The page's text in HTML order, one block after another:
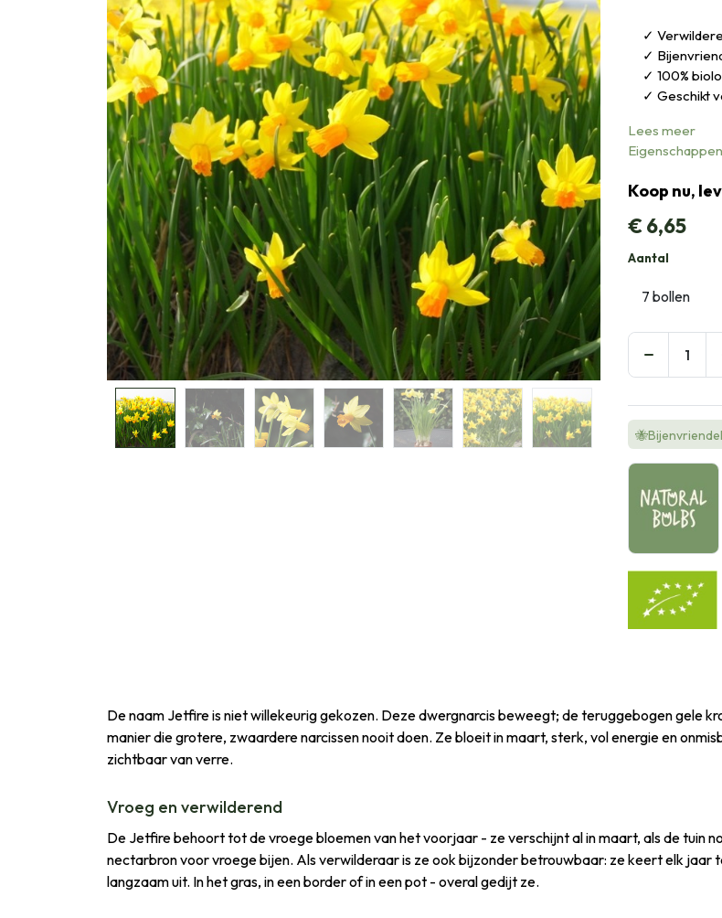
100%
Geschikt
Lees meer
Eigenschappen
Koop nu,
€6,65
Aantal
De naam Jetfire is niet willekeurig gekozen. Deze dwergnarcis beweegt; de teruggebogen gele
manier die grotere, zwaardere narcissen nooit doen. Ze bloeit in maart, sterk, vol energie en
zichtbaar van verre.
Vroeg en verwilderend
De Jetfire behoort tot de vroege bloemen van het voorjaar - ze verschijnt al in maart, als de tuin
nectarbron voor vroege bijen. Als verwilderaar is ze ook bijzonder betrouwbaar: ze keert elk
langzaam uit. In het gras, in een border of in een pot - overal gedijt ze.